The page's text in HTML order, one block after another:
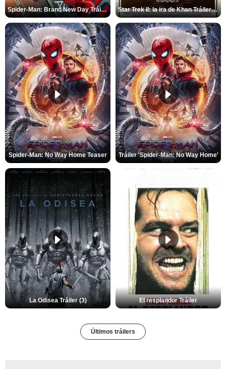
Spider-Man: Brand New Day Tráiler (3) Star Trek II: la ira de Khan Tráiler VO
Spider-Man: No Way Home Teaser Tráiler 'Spider-Man: No Way Home'
La Odisea Tráiler (3) El resplandor Tráiler
Últimos tráilers